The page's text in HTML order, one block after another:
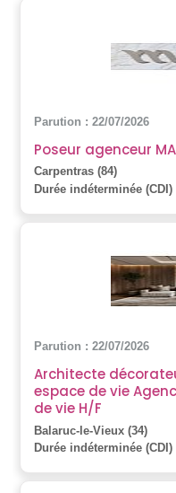
Parution : 22/07/2026
Poseur agenceur
Carpentras (84)
Durée indéterminée (CDI)
Parution : 22/07/2026
Architecte
espace de vie
de vie H/F
Balaruc-le-Vieux (34)
Durée indéterminée (CDI)